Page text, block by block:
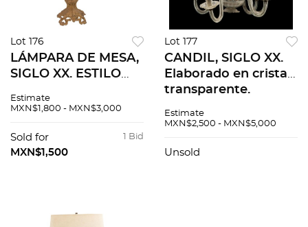
Lot 176
LÁMPARA DE MESA,
SIGLO XX. ESTILO
Elaborada en metal
manera de
antorchero. Para 1
Estimate
MXN$1,800 - MXN$3,000
1 Bid
Sold for
MXN$1,500
Lot 177
CANDIL, SIGLO XX.
Elaborado en cristal
transparente.
estriados y
luces, arandelas y
Estimate
MXN$2,500 - MXN$5,000
Unsold